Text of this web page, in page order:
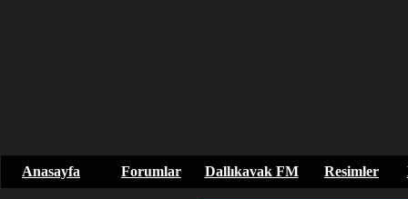
Anasayfa Forumlar Dallıkavak FM Resimler